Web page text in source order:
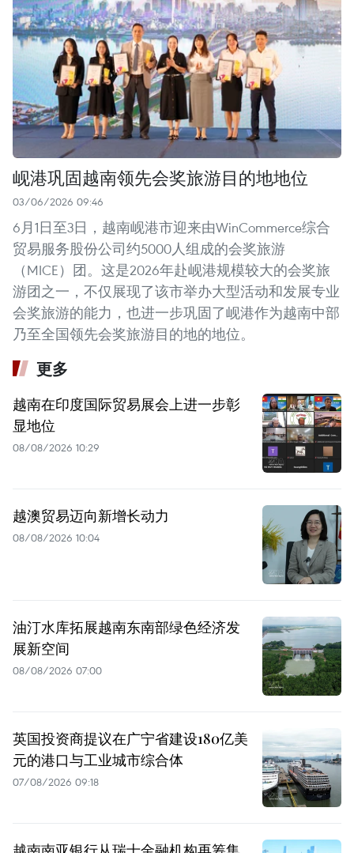
岘港巩固越南领先会奖旅游目的地地位
03/06/2026 09:46
6月1日至3日，越南岘港市迎来由WinCommerce综合
贸易服务股份公司约5000人组成的会奖旅游
（MICE）团。这是2026年赴岘港规模较大的会奖旅
游团之一，不仅展现了该市举办大型活动和发展专业
会奖旅游的能力，也进一步巩固了岘港作为越南中部
乃至全国领先会奖旅游目的地的地位。
更多
越南在印度国际贸易展会上进一步彰
显地位
08/08/2026 10:29
越澳贸易迈向新增长动力
08/08/2026 10:04
油汀水库拓展越南东南部绿色经济发
展新空间
08/08/2026 07:00
英国投资商提议在广宁省建设180亿美
元的港口与工业城市综合体
07/08/2026 09:18